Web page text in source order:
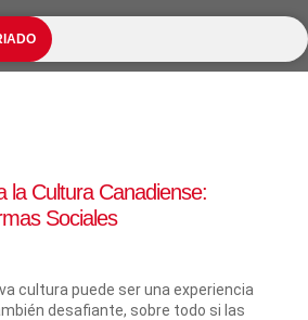
la Cultura Canadiense:
Sociales
cultura puede ser una experiencia
desafiante, sobre todo si las